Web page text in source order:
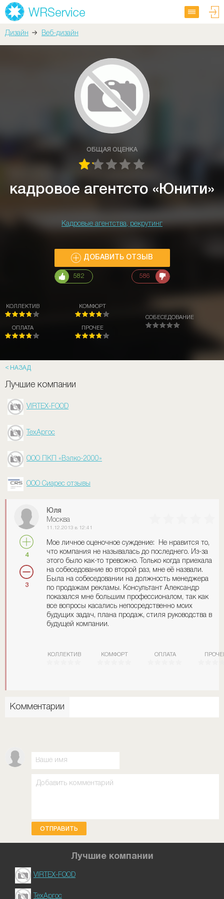
Дизайн Веб-дизайн
ОБЩАЯ ОЦЕНКА
кадровое агентсто «Юнити»
Кадровые агентства, рекрутинг
ДОБАВИТЬ ОТЗЫВ
582 586
КОЛЛЕКТИВ
ОПЛАТА
КОМФОРТ
ПРОЧЕЕ
СОБЕСЕДОВАНИЕ
НАЗАД
Лучшие компании
VIRTEX-FOOD
ТехАргос
ООО ПКП «Вэлко-2000»
ООО Сиарес отзывы
4
3
Юля
Москва
11.12.2013 в 12:41
Мое личное оценочное суждение: Не нравится то,
что компания не называлась до последнего. Из-за
этого было как-то тревожно. Только когда приехала
на собеседование во второй раз, мне её назвали.
Была на собеседовании на должность менеджера
по продажам рекламы. Консультант Александр
показался мне большим профессионалом, так как
все вопросы касались непосредственно моих
будущих задач, плана продаж, стиля руководства в
будущей компании.
КОЛЛЕКТИВ КОМФОРТ ОПЛАТА
Комментарии
ОТПРАВИТЬ
Лучшие компании
VIRTEX-FOOD
ТехАргос